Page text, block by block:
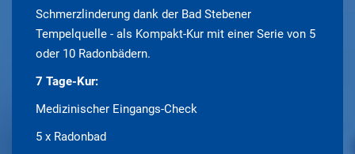
Schmerzlinderung dank der Bad Stebener
Tempelquelle - als Kompakt-Kur mit einer Serie von 5
oder 10 Radonbädern.
7 Tage-Kur:
Medizinischer Eingangs-Check
5 x Radonbad